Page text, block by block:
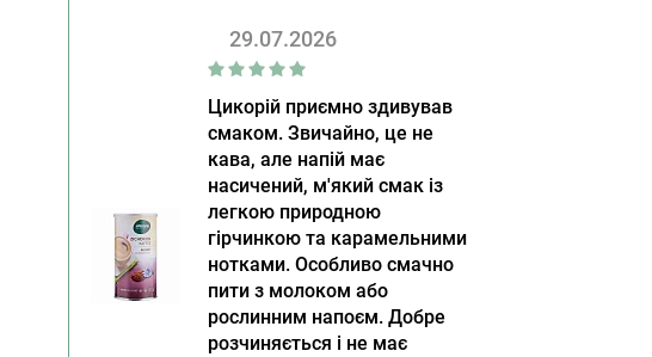
29.07.2026
Цикорій приємно здивував
смаком. Звичайно, це не
кава, але напій має
насичений, м'який смак із
легкою природною
гірчинкою та карамельними
нотками. Особливо смачно
пити з молоком або
рослинним напоєм. Добре
розчиняється і не має